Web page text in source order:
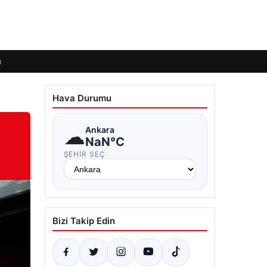
Hava Durumu
☁Ankara
NaN°C
ŞEHIR SEÇ
Bizi Takip Edin